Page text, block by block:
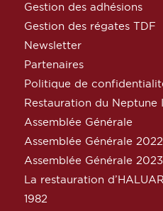
Gestion des adhésions
Gestion des régates TDF
Newsletter
Partenaires
Politique de
Restauration du Neptune
Assemblée Générale
Assemblée Générale 2022
Assemblée Générale 2023
La restauration
1982